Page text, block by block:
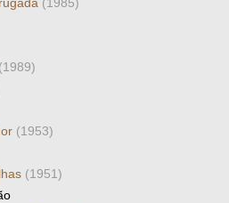
(1989)
(1953)
(1951)